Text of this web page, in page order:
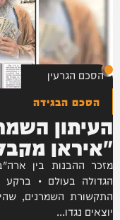
הסכם הגרעין
הסכם הבגידה
העיתון
"איראן
מזכר ההבנות בין
הגדולה בעולם • ברקע
התקשורת השמרנים,
יוצאים נגדו...